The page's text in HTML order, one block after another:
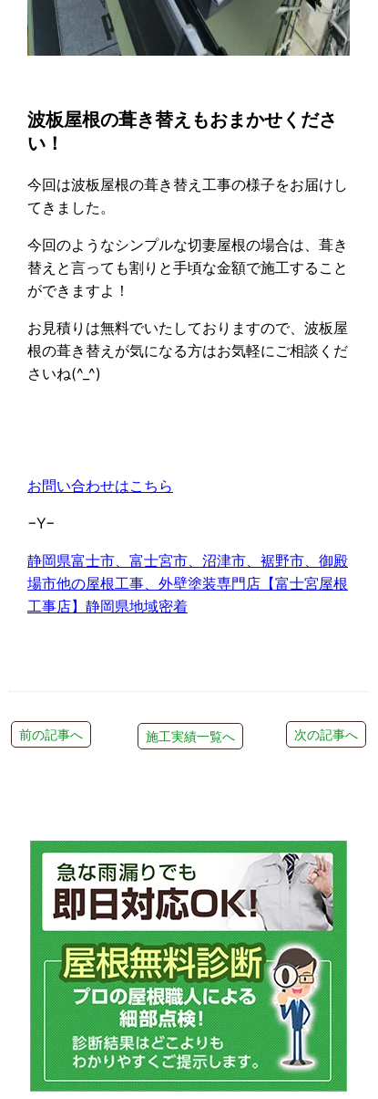
波板屋根の葺き替えもおまかせくださ
い！
今回は波板屋根の葺き替え工事の様子をお届けし
てきました。
今回のようなシンプルな切妻屋根の場合は、葺き
替えと言っても割りと手頃な金額で施工すること
ができますよ！
お見積りは無料でいたしておりますので、波板屋
根の葺き替えが気になる方はお気軽にご相談くだ
さいね(^_^)
お問い合わせはこちら
−Y−
静岡県富士市、富士宮市、沼津市、裾野市、御殿
場市他の屋根工事、外壁塗装専門店【富士宮屋根
工事店】静岡県地域密着
前の記事へ 次の記事へ
施工実績一覧へ